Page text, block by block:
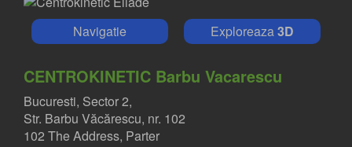
Navigatie Exploreaza3D
CENTROKINETIC Barbu Vacarescu
Bucuresti, Sector 2,
Str. Barbu Văcărescu, nr. 102
102 The Address, Parter